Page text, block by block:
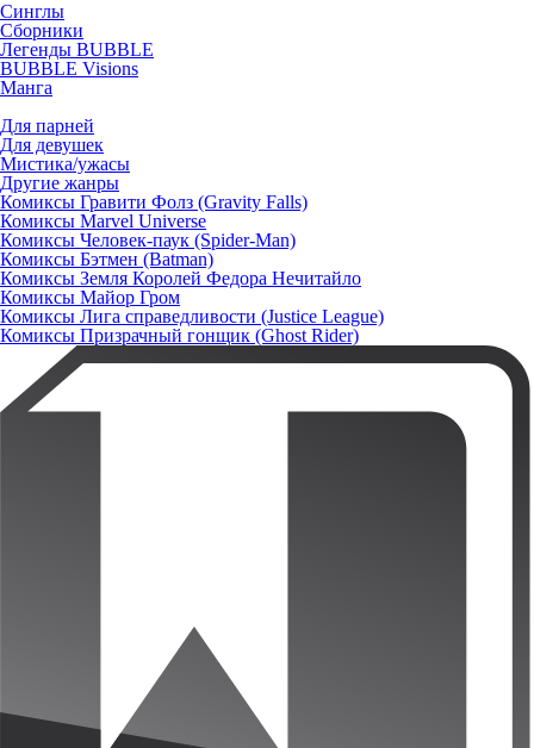
Синглы
Сборники
Легенды BUBBLE
BUBBLE Visions
Манга
Для парней
Для девушек
Мистика/ужасы
Другие жанры
Комиксы Гравити Фолз (Gravity Falls)
Комиксы Marvel Universe
Комиксы Человек-паук (Spider-Man)
Комиксы Бэтмен (Batman)
Комиксы Земля Королей Федора Нечитайло
Комиксы Майор Гром
Комиксы Лига справедливости (Justice League)
Комиксы Призрачный гонщик (Ghost Rider)